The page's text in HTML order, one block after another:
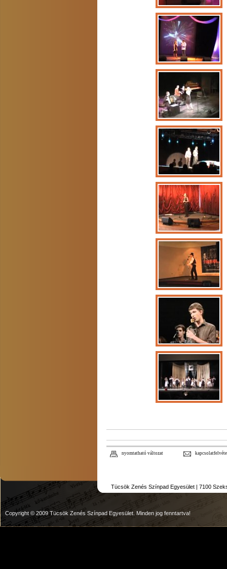
nyomtatható változat
Tücsök Zenés Színpad Egyesület | 7100
Copyright © 2009 Tücsök Zenés Színpad Egyesület. Minden jog fenntartva!